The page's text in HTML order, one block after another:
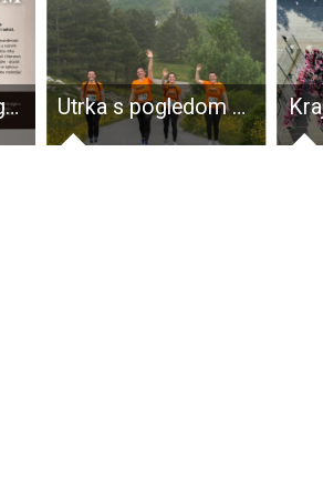
Predstavljanje knjige Dragana Purišića “Susret s Bogom” u Otočcu Utrka s pogledom – SKY BOŠT 2024 – održava se 08.06. 2024 a ove godine uključuje i profesionalnu utrku od Karlobaga do Baških Oštarija!